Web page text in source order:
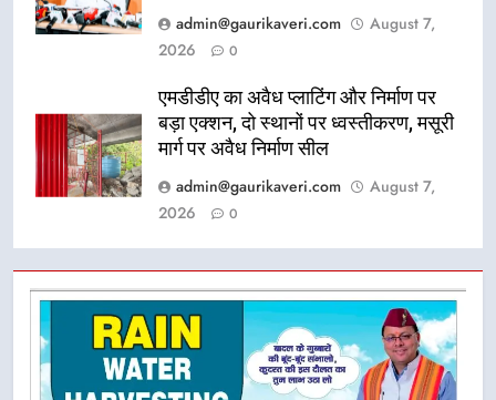
admin@gaurikaveri.com
August 7,
2026
0
एमडीडीए का अवैध प्लाटिंग और निर्माण पर
बड़ा एक्शन, दो स्थानों पर ध्वस्तीकरण, मसूरी
मार्ग पर अवैध निर्माण सील
admin@gaurikaveri.com
August 7,
2026
0